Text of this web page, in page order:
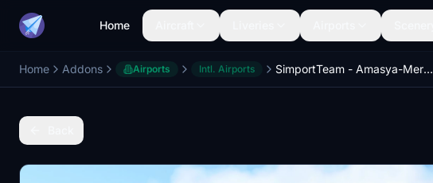
Home
Home Addons Airports Intl. Airports SimportTeam - Amasya-Merzifon Airbase |LTAP| , Turkey